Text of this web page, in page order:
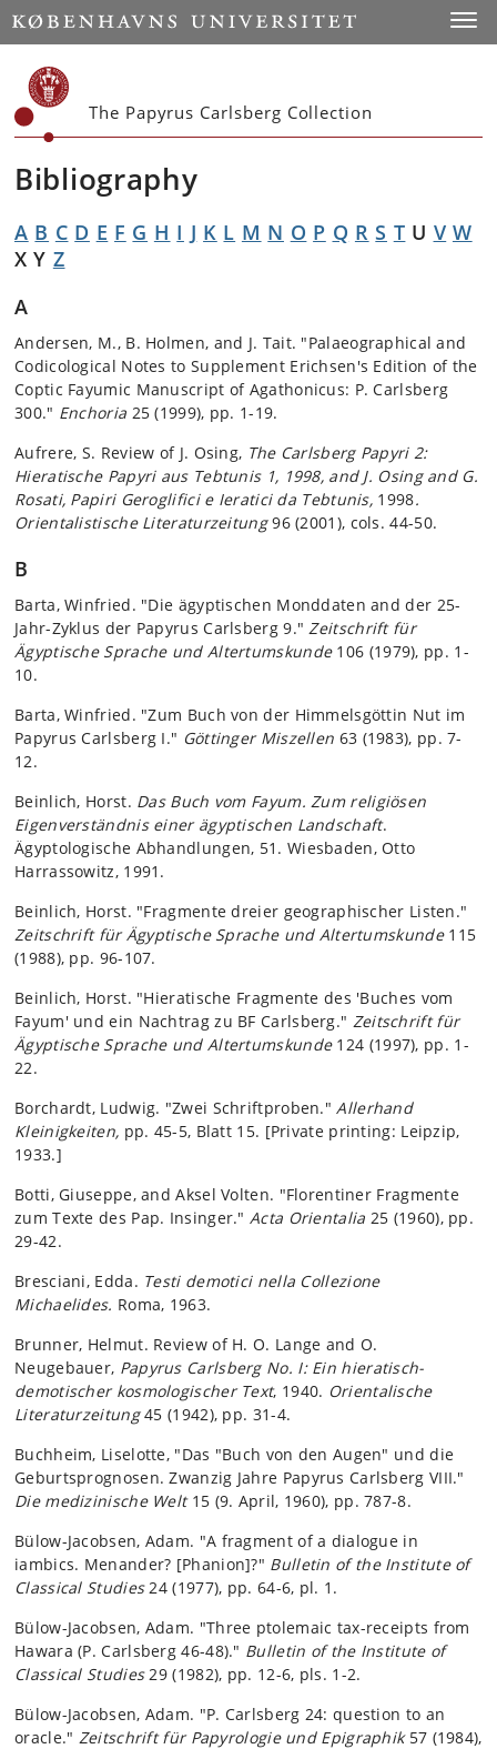
Start
The Papyrus Carlsberg Collection
Bibliography
A B C D E F G H I J K L M N O P Q R S T U V W
X Y Z
A
Andersen, M., B. Holmen, and J. Tait. "Palaeographical and
Codicological Notes to Supplement Erichsen's Edition of the
Coptic Fayumic Manuscript of Agathonicus: P. Carlsberg
300." Enchoria 25 (1999), pp. 1-19.
Aufrere, S. Review of J. Osing, The Carlsberg Papyri 2:
Hieratische Papyri aus Tebtunis 1, 1998, and J. Osing and G.
Rosati, Papiri Geroglifici e Ieratici da Tebtunis, 1998.
Orientalistische Literaturzeitung96 (2001), cols. 44-50.
B
Barta, Winfried. "Die ägyptischen Monddaten and der 25-
Jahr-Zyklus der Papyrus Carlsberg 9."Zeitschrift für
Ägyptische Sprache und Altertumskunde106 (1979), pp. 1-
10.
Barta, Winfried. "Zum Buch von der Himmelsgöttin Nut im
Papyrus Carlsberg I." Göttinger Miszellen 63 (1983), pp. 7-
12.
Beinlich, Horst. Das Buch vom Fayum. Zum religiösen
Eigenverständnis einer ägyptischen Landschaft.
Ägyptologische Abhandlungen, 51. Wiesbaden, Otto
Harrassowitz, 1991.
Beinlich, Horst. "Fragmente dreier geographischer Listen."
Zeitschrift für Ägyptische Sprache und Altertumskunde115
(1988), pp. 96-107.
Beinlich, Horst. "Hieratische Fragmente des 'Buches vom
Fayum' und ein Nachtrag zu BF Carlsberg." Zeitschrift für
Ägyptische Sprache und Altertumskunde124 (1997), pp. 1-
22.
Borchardt, Ludwig. "Zwei Schriftproben."Allerhand
Kleinigkeiten, pp. 45-5, Blatt 15. [Private printing: Leipzip,
1933.]
Botti, Giuseppe, and Aksel Volten. "Florentiner Fragmente
zum Texte des Pap. Insinger."Acta Orientalia 25 (1960), pp.
29-42.
Bresciani, Edda. Testi demotici nella Collezione
Michaelides. Roma, 1963.
Brunner, Helmut. Review of H. O. Lange and O.
Neugebauer, Papyrus Carlsberg No. I: Ein hieratisch-
demotischer kosmologischer Text, 1940. Orientalische
Literaturzeitung45 (1942), pp. 31-4.
Buchheim, Liselotte, "Das "Buch von den Augen" und die
Geburtsprognosen. Zwanzig Jahre Papyrus Carlsberg VIII."
Die medizinische Welt15 (9. April, 1960), pp. 787-8.
Bülow-Jacobsen, Adam. "A fragment of a dialogue in
iambics. Menander? [Phanion]?" Bulletin of the Institute of
Classical Studies24 (1977), pp. 64-6, pl. 1.
Bülow-Jacobsen, Adam. "Three ptolemaic tax-receipts from
Hawara (P. Carlsberg 46-48)." Bulletin of the Institute of
Classical Studies29 (1982), pp. 12-6, pls. 1-2.
Bülow-Jacobsen, Adam. "P. Carlsberg 24: question to an
oracle." Zeitschrift für Papyrologie und Epigraphik57 (1984),